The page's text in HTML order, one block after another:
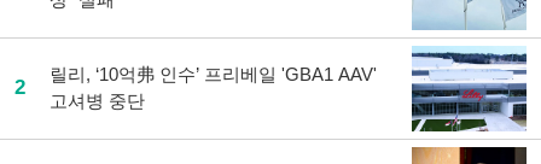
2
릴리, ‘10억弗 인수’ 프리베일 'GBA1 AAV'
고셔병 중단